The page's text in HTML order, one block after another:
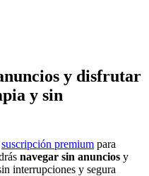
y disfrutar
y sin
suscripción premium para
navegar sin anuncios y
interrupciones y segura